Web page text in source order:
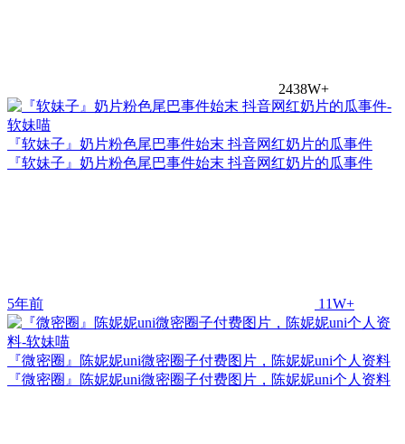
2438W+
『软妹子』奶片粉色尾巴事件始末 抖音网红奶片的瓜事件
『软妹子』奶片粉色尾巴事件始末 抖音网红奶片的瓜事件
5年前 11W+
『微密圈』陈妮妮uni微密圈子付费图片，陈妮妮uni个人资料
『微密圈』陈妮妮uni微密圈子付费图片，陈妮妮uni个人资料